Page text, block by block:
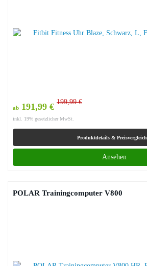
ab 191,99 € 199,99 €
inkl. 19% gesetzlicher MwSt.
Produktdetails & Preisvergleich
Ansehen
POLAR Trainingcomputer V800